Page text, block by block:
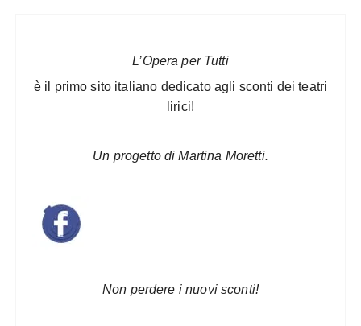
L’Opera per Tutti
è il primo sito italiano dedicato agli sconti dei teatri
lirici!
Un progetto di Martina Moretti.
Non perdere i nuovi sconti!